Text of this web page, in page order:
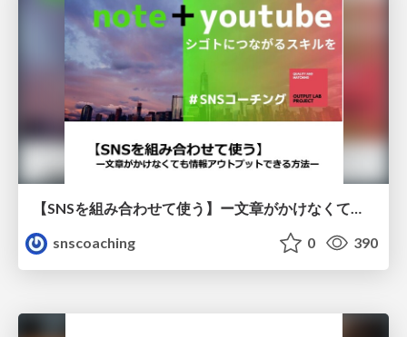
【SNSを組み合わせて使う】ー文章がかけなくても情報アウトプットできる方法ー
snscoaching
0 390